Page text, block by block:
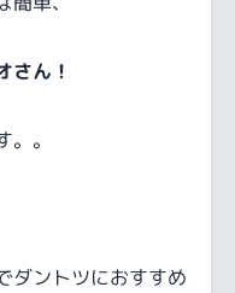
ん！
。
ダントツにおすすめ